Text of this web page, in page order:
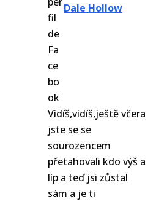
Dale Hollow
Vidíš,vidíš,ještě včera
jste se se
sourozencem
přetahovali kdo výš a
líp a teď jsi zůstal
sám a je ti